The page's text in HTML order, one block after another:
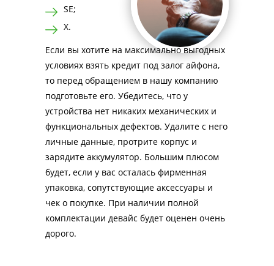
SE;
X.
Если вы хотите на максимально выгодных
условиях взять кредит под залог айфона,
то перед обращением в нашу компанию
подготовьте его. Убедитесь, что у
устройства нет никаких механических и
функциональных дефектов. Удалите с него
личные данные, протрите корпус и
зарядите аккумулятор. Большим плюсом
будет, если у вас осталась фирменная
упаковка, сопутствующие аксессуары и
чек о покупке. При наличии полной
комплектации девайс будет оценен очень
дорого.